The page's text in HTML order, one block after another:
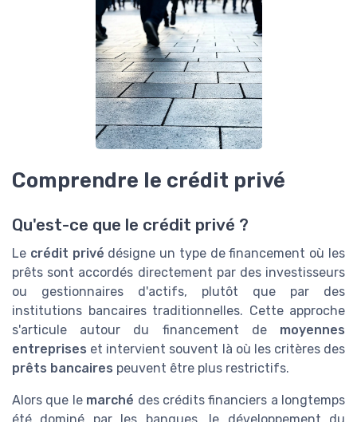
Comprendre le crédit privé
Qu'est-ce que le crédit privé ?
Le crédit privé désigne un type de financement où les
prêts sont accordés directement par des investisseurs
ou gestionnaires d'actifs, plutôt que par des
institutions bancaires traditionnelles. Cette approche
s'articule autour du financement de moyennes
entreprises et intervient souvent là où les critères des
prêts bancaires peuvent être plus restrictifs.
Alors que le marché des crédits financiers a longtemps